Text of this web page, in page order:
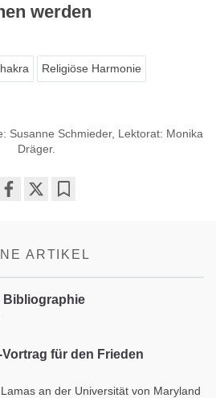
werden
Religiöse Harmonie
Susanne Schmieder, Lektorat: Monika
Dräger.
ARTIKEL
Bibliographie
Vortrag für den Frieden
an der Universität von Maryland